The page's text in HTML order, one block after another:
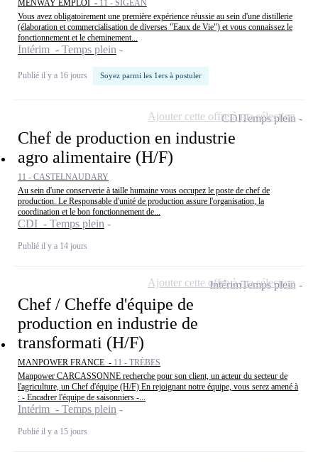
MENWAY EMPLOI - 11 - SIGEAN
Vous avez obligatoirement une première expérience réussie au sein d'une distillerie
(élaboration et commercialisation de diverses "Eaux de Vie") et vous connaissez le
fonctionnement et le cheminement...
Intérim - Temps plein
Publié il y a 16 jours Soyez parmi les 1ers à postuler
Chef de production en industrie
agro alimentaire (H/F)
11 - CASTELNAUDARY
Au sein d'une conserverie à taille humaine vous occupez le poste de chef de
production. Le Responsable d'unité de production assure l'organisation, la
coordination et le bon fonctionnement de...
CDI - Temps plein
Publié il y a 14 jours
CDITemps plein
Ajouter cette offre à ma sélection
Chef / Cheffe d'équipe de
production en industrie de
transformati (H/F)
MANPOWER FRANCE - 11 - TRÈBES
Manpower CARCASSONNE recherche pour son client, un acteur du secteur de
l'agriculture, un Chef d'équipe (H/F) En rejoignant notre équipe, vous serez amené à
: - Encadrer l'équipe de saisonniers -...
Intérim - Temps plein
Publié il y a 15 jours
IntérimTemps plein
Ajouter cette offre à ma sélection